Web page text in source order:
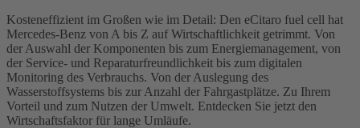
Kosteneffizient im Großen wie im Detail: Den eCitaro fuel cell hat
Mercedes‑Benz von A bis Z auf Wirtschaftlichkeit getrimmt. Von
der Auswahl der Komponenten bis zum Energiemanagement, von
der Service- und Reparaturfreundlichkeit bis zum digitalen
Monitoring des Verbrauchs. Von der Auslegung des
Wasserstoffsystems bis zur Anzahl der Fahrgastplätze. Zu Ihrem
Vorteil und zum Nutzen der Umwelt. Entdecken Sie jetzt den
Wirtschaftsfaktor für lange Umläufe.